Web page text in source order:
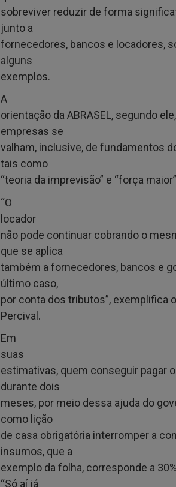
sobreviver reduzir de forma
junto a
fornecedores, bancos e locadores,
alguns
exemplos.
A
orientação da ABRASEL, segundo
empresas se
valham, inclusive, de fundamentos
tais como
“teoria da imprevisão” e “força
“O
locador
não pode continuar cobrando o
que se aplica
também a fornecedores, bancos e
último caso,
por conta dos tributos”, exemplifica
Percival.
Em
suas
estimativas, quem conseguir pagar
durante dois
meses, por meio dessa ajuda do
como lição
de casa obrigatória interromper a
insumos, que a
exemplo da folha, corresponde a
“Só aí já